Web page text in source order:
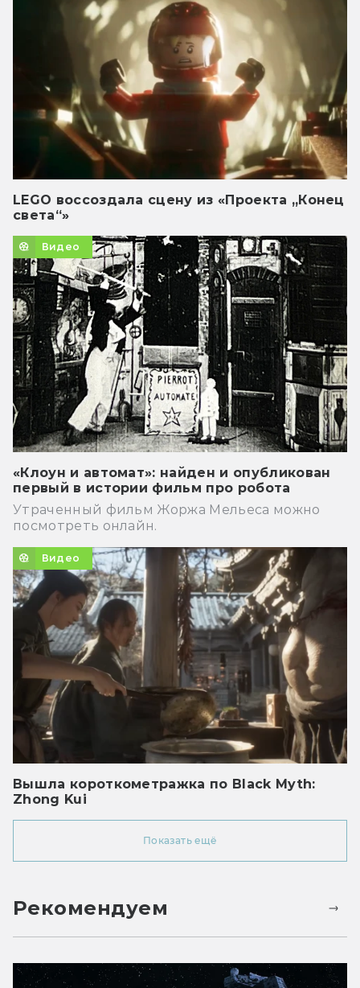
LEGO воссоздала сцену из «Проекта „Конец
света“»
Видео
«Клоун и автомат»: найден и опубликован
первый в истории фильм про робота
Утраченный фильм Жоржа Мельеса можно
посмотреть онлайн.
Видео
Вышла короткометражка по Black Myth:
Zhong Kui
Показать ещё
Рекомендуем